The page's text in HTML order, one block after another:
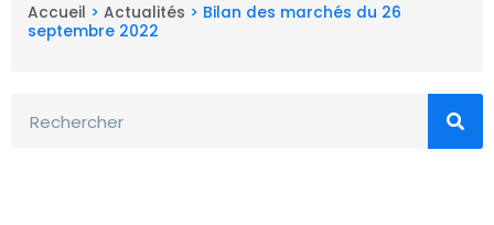
Accueil > Actualités > Bilan des marchés du 26
septembre 2022